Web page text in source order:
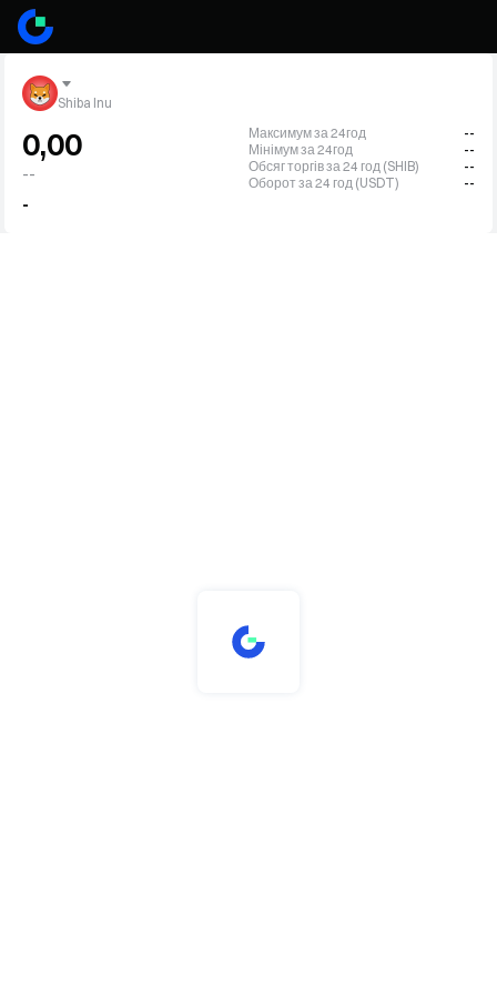
Shiba Inu
0,00
--
-
Максимум за 24год
--
Мінімум за 24год
--
Обсяг торгів за 24 год (SHIB)
--
Оборот за 24 год (USDT)
--